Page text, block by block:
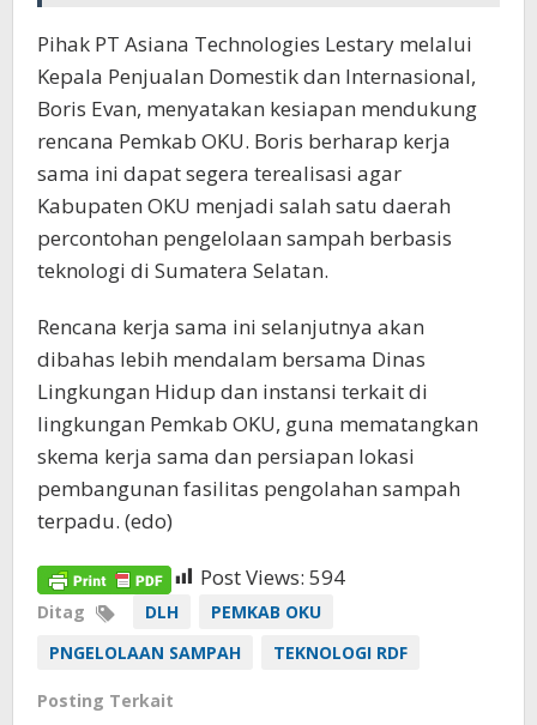
Pihak PT Asiana Technologies Lestary melalui
Kepala Penjualan Domestik dan Internasional,
Boris Evan, menyatakan kesiapan mendukung
rencana Pemkab OKU. Boris berharap kerja
sama ini dapat segera terealisasi agar
Kabupaten OKU menjadi salah satu daerah
percontohan pengelolaan sampah berbasis
teknologi di Sumatera Selatan.
Rencana kerja sama ini selanjutnya akan
dibahas lebih mendalam bersama Dinas
Lingkungan Hidup dan instansi terkait di
lingkungan Pemkab OKU, guna mematangkan
skema kerja sama dan persiapan lokasi
pembangunan fasilitas pengolahan sampah
terpadu. (edo)
Post Views: 594
Ditag DLH
PEMKAB OKU
PNGELOLAAN SAMPAH
TEKNOLOGI RDF
Posting Terkait